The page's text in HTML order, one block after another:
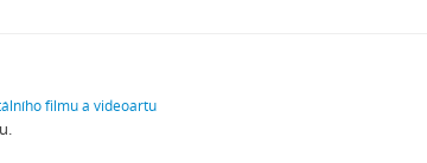
filmu a videoartu